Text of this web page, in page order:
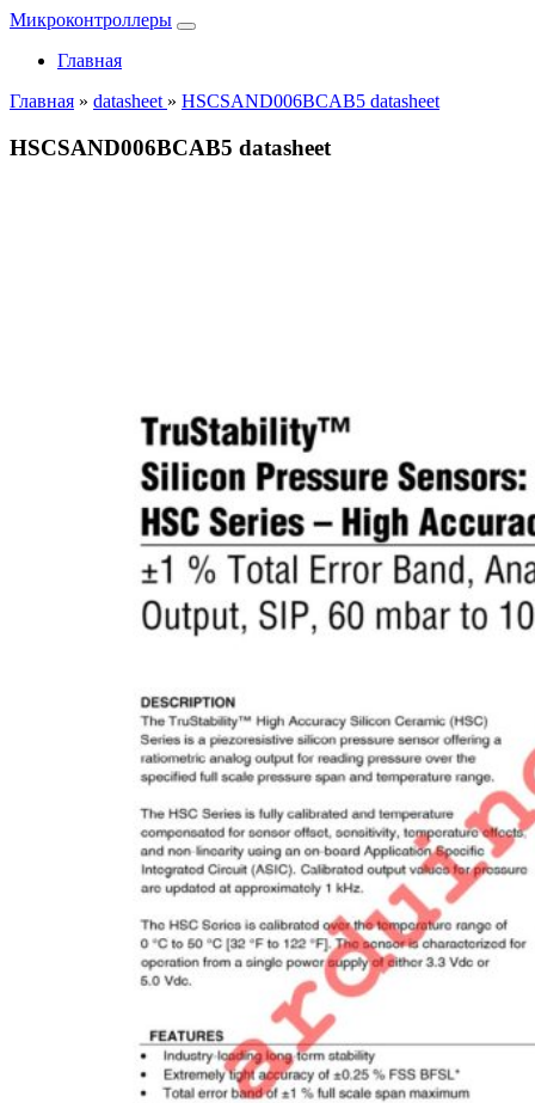
Микроконтроллеры
Главная
Главная » datasheet » HSCSAND006BCAB5 datasheet
HSCSAND006BCAB5 datasheet